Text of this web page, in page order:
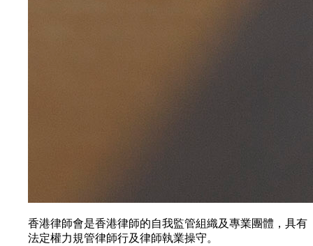
香港律師會是香港律師的自我監管組織及專業團體，具有
法定權力規管律師行及律師執業操守。